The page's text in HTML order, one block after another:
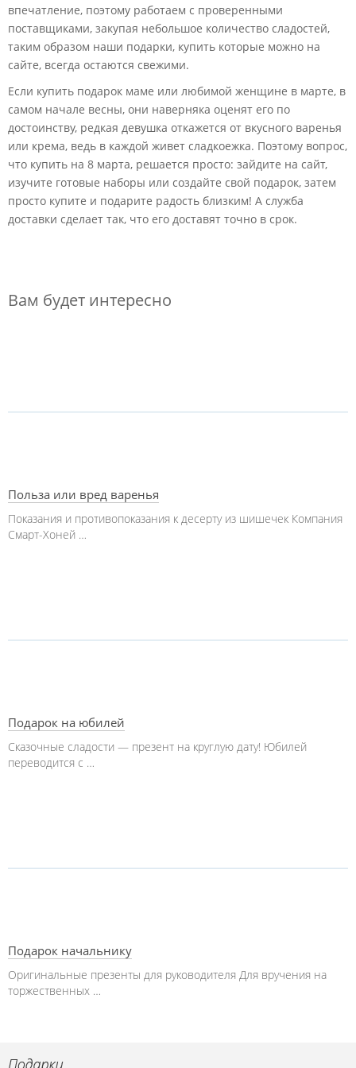
впечатление, поэтому работаем с проверенными
поставщиками, закупая небольшое количество сладостей,
таким образом наши подарки, купить которые можно на
сайте, всегда остаются свежими.
Если купить подарок маме или любимой женщине в марте, в
самом начале весны, они наверняка оценят его по
достоинству, редкая девушка откажется от вкусного варенья
или крема, ведь в каждой живет сладкоежка. Поэтому вопрос,
что купить на 8 марта, решается просто: зайдите на сайт,
изучите готовые наборы или создайте свой подарок, затем
просто купите и подарите радость близким! А служба
доставки сделает так, что его доставят точно в срок.
Вам будет интересно
Польза или вред варенья
Показания и противопоказания к десерту из шишечек Компания
Смарт-Хоней …
Подарок на юбилей
Сказочные сладости — презент на круглую дату! Юбилей
переводится с …
Подарок начальнику
Оригинальные презенты для руководителя Для вручения на
торжественных …